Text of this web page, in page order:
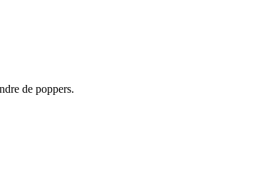
de poppers.